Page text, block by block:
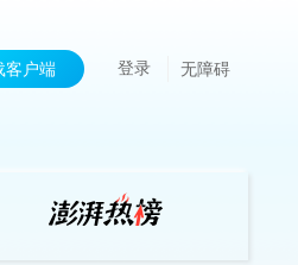
客户端 登录 无障碍